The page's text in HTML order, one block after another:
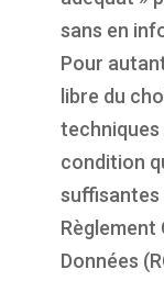
sans en
Pour
libre du
techniques
condition
suffisantes
Règlement
Données